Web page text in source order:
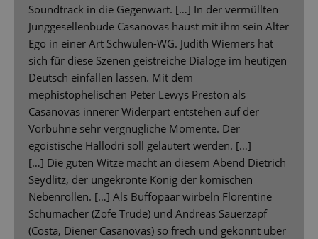
Soundtrack in die Gegenwart. […] In der vermüllten
Junggesellenbude Casanovas haust mit ihm sein Alter
Ego in einer Art Schwulen-WG. Judith Wiemers hat
sich für diese Szenen geistreiche Dialoge im heutigen
Deutsch einfallen lassen. Mit dem
mephistophelischen Peter Lewys Preston als
Casanovas innerer Widerpart entstehen auf der
Vorbühne sehr vergnügliche Momente. Der
egoistische Hallodri soll geläutert werden. […]
[…] Die guten Witze macht an diesem Abend Dietrich
Seydlitz, der ungekrönte König der komischen
Nebenrollen. […] Als Buffopaar wirbeln Florentine
Schumacher (Zofe Trude) und Andreas Sauerzapf
(Costa, Diener Casanovas) so frech und gekonnt über